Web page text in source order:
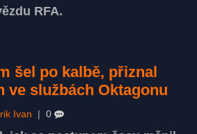
RFA.
šel po kalbě, přiznal
ve službách Oktagonu
Ivan 0